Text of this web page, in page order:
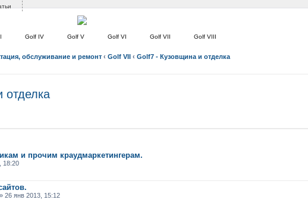
Golf IV Golf V Golf VI Golf VII Golf VIII
обслуживание и ремонт ‹ Golf VII ‹ Golf7 - Кузовщина и отделка
отделка
и прочим краудмаркетингерам.
18:20
» 26 янв 2013, 15:12